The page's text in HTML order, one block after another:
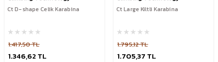
Ct D-shape Celik Karabina
1.417,50 TL
1.346,62 TL
Ct Large Kiltli Karabina
1.795,12 TL
1.705,37 TL